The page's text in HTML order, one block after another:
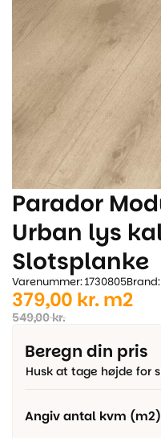
Parador
Urban lys
Slotsplanke
Varenummer: 1730805Brand:
549,00kr.
Den
oprindelige
pris
var:
379,00 kr.
Den
aktuelle
pris
er:
m2
Beregn din pris
Husk at tage højde for
Angiv antal kvm (m2)